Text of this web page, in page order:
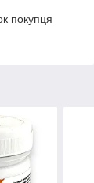
покупця